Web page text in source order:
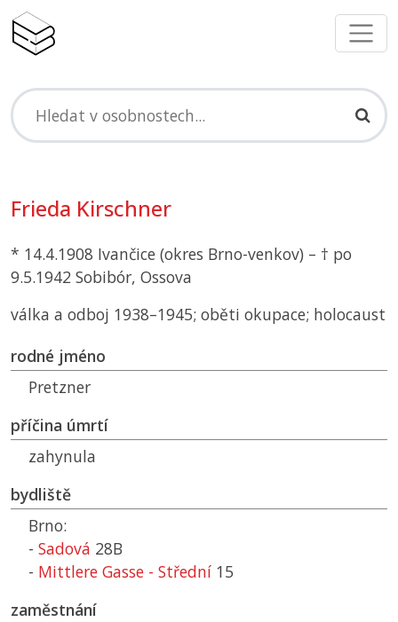
Frieda Kirschner
* 14.4.1908 Ivančice (okres Brno-venkov) – † po
9.5.1942 Sobibór, Ossova
válka a odboj 1938–1945; oběti okupace; holocaust
rodné jméno
Pretzner
příčina úmrtí
zahynula
bydliště
Brno:
- Sadová 28B
- Mittlere Gasse - Střední 15
zaměstnání